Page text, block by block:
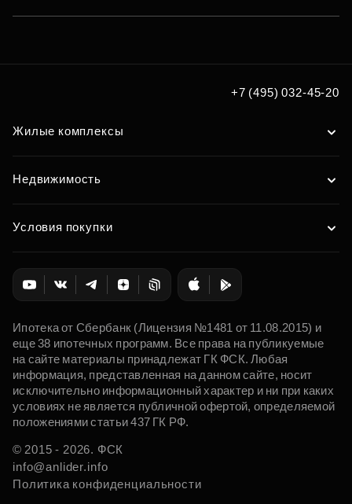
+7 (495) 032-45-20
Жилые комплексы
Недвижимость
Условия покупки
Ипотека от Сбербанк (Лицензия №1481 от 11.08.2015) и
еще 38 ипотечных программ. Все права на публикуемые
на сайте материалы принадлежат ГК ФСК. Любая
информация, представленная на данном сайте, носит
исключительно информационный характер и ни при каких
условиях не является публичной офертой, определяемой
положениями статьи 437 ГК РФ.
© 2015 - 2026. ФСК
info@anlider.info
Политика конфиденциальности